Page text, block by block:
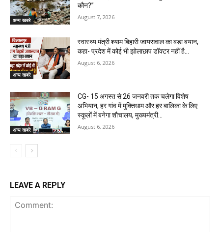
अन्य खबरे
कौन?”
August 7, 2026
अन्य खबरे
स्वास्थ्य मंत्री श्याम बिहारी जायसवाल का बड़ा बयान,
कहा- प्रदेश में कोई भी झोलाछाप डॉक्टर नहीं है…
August 6, 2026
अन्य खबरे
CG- 15 अगस्त से 26 जनवरी तक चलेगा विशेष
अभियान, हर गांव में मुक्तिधाम और हर बालिका के लिए
स्कूलों में बनेगा शौचालय, मुख्यमंत्री...
August 6, 2026
LEAVE A REPLY